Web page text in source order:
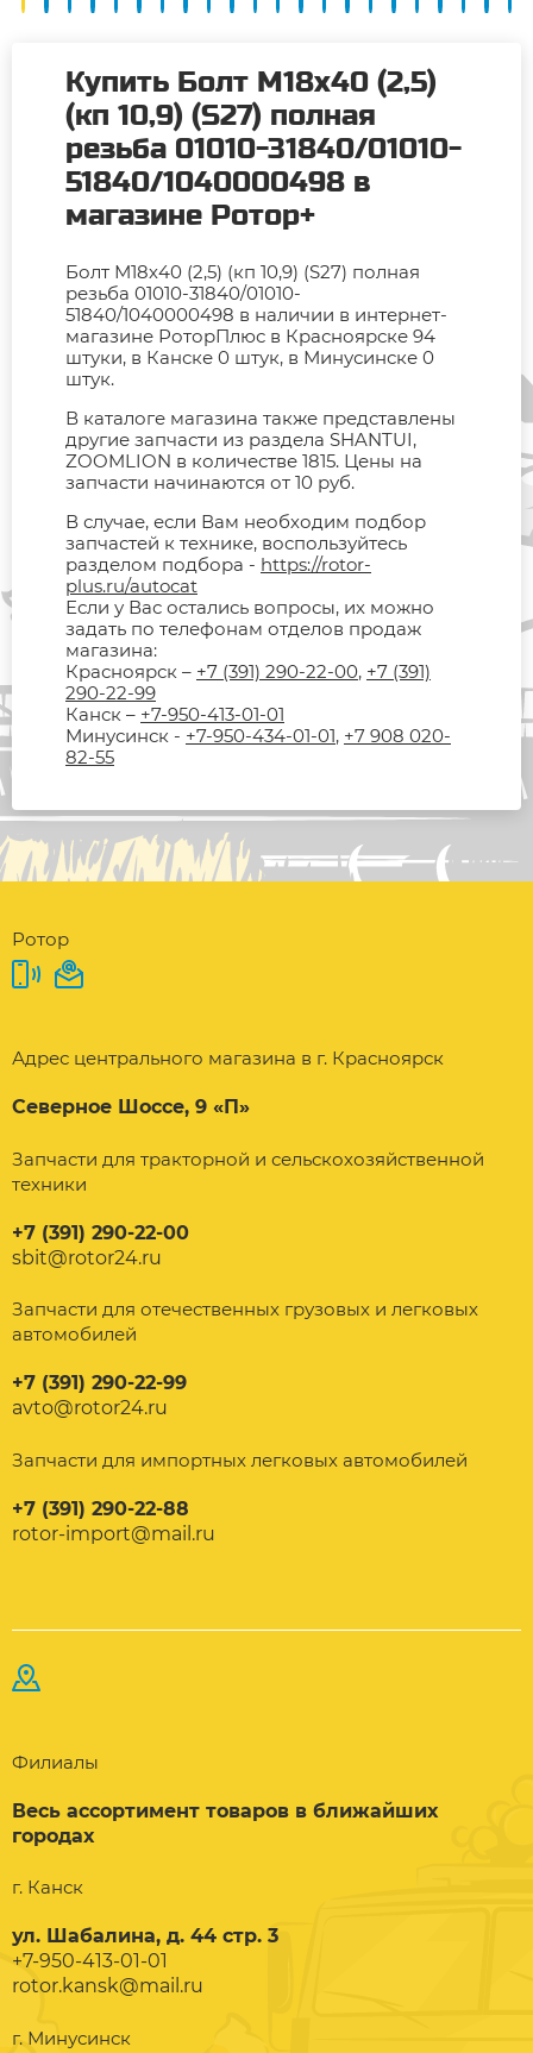
Купить Болт М18х40 (2,5)
(кп 10,9) (S27) полная
резьба 01010-31840/01010-
51840/1040000498 в
магазине Ротор+
Болт М18х40 (2,5) (кп 10,9) (S27) полная
резьба 01010-31840/01010-
51840/1040000498 в наличии в интернет-
магазине РоторПлюс в Красноярске 94
штуки, в Канске 0 штук, в Минусинске 0
штук.
В каталоге магазина также представлены
другие запчасти из раздела SHANTUI,
ZOOMLION в количестве 1815. Цены на
запчасти начинаются от 10 руб.
В случае, если Вам необходим подбор
запчастей к технике, воспользуйтесь
разделом подбора - https://rotor-
plus.ru/autocat
Если у Вас остались вопросы, их можно
задать по телефонам отделов продаж
магазина:
Красноярск – +7 (391) 290-22-00, +7 (391)
290-22-99
Канск – +7-950-413-01-01
Минусинск - +7-950-434-01-01, +7 908 020-
82-55
Ротор
Адрес центрального магазина в г. Красноярск
Северное Шоссе, 9 «П»
Запчасти для тракторной и сельскохозяйственной
техники
+7 (391) 290-22-00
sbit@rotor24.ru
Запчасти для отечественных грузовых и легковых
автомобилей
+7 (391) 290-22-99
avto@rotor24.ru
Запчасти для импортных легковых автомобилей
+7 (391) 290-22-88
rotor-import@mail.ru
Филиалы
Весь ассортимент товаров в ближайших
городах
г. Канск
ул. Шабалина, д. 44 стр. 3
+7-950-413-01-01
rotor.kansk@mail.ru
г. Минусинск